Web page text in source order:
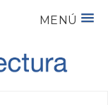
MENÚ